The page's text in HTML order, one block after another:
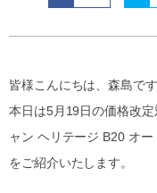
皆様こんにちは、森島です
本日は5月19日の価格改
ャン ヘリテージ B20 オ
をご紹介いたします。